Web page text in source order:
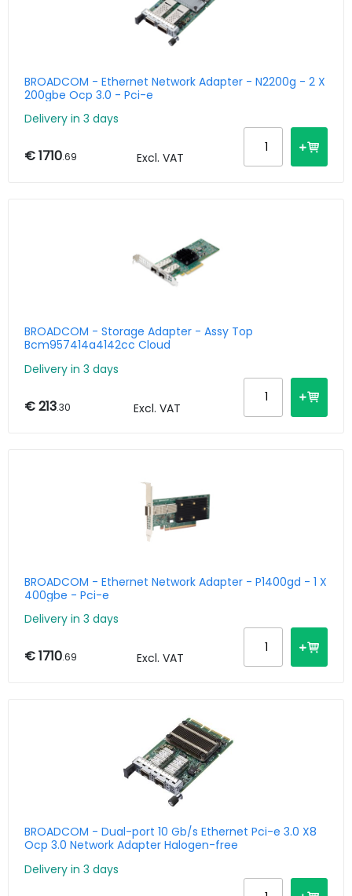
BROADCOM - Ethernet Network Adapter - N2200g - 2 X
200gbe Ocp 3.0 - Pci-e
Delivery in 3 days
€ 1710.69 Excl. VAT
BROADCOM - Storage Adapter - Assy Top
Bcm957414a4142cc Cloud
Delivery in 3 days
€ 213.30 Excl. VAT
BROADCOM - Ethernet Network Adapter - P1400gd - 1 X
400gbe - Pci-e
Delivery in 3 days
€ 1710.69 Excl. VAT
BROADCOM - Dual-port 10 Gb/s Ethernet Pci-e 3.0 X8
Ocp 3.0 Network Adapter Halogen-free
Delivery in 3 days